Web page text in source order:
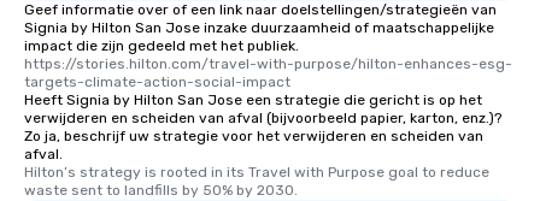
Geef informatie over of een link naar doelstellingen/strategieën van
Signia by Hilton San Jose inzake duurzaamheid of maatschappelijke
impact die zijn gedeeld met het publiek.
https://stories.hilton.com/travel-with-purpose/hilton-enhances-esg-
targets-climate-action-social-impact
Heeft Signia by Hilton San Jose een strategie die gericht is op het
verwijderen en scheiden van afval (bijvoorbeeld papier, karton, enz.)?
Zo ja, beschrijf uw strategie voor het verwijderen en scheiden van
afval.
Hilton’s strategy is rooted in its Travel with Purpose goal to reduce
waste sent to landfills by 50% by 2030.